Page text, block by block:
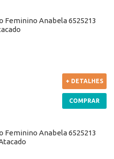
Feminino Anabela 6525213
+ DETALHES
COMPRAR
Feminino Anabela 6525213